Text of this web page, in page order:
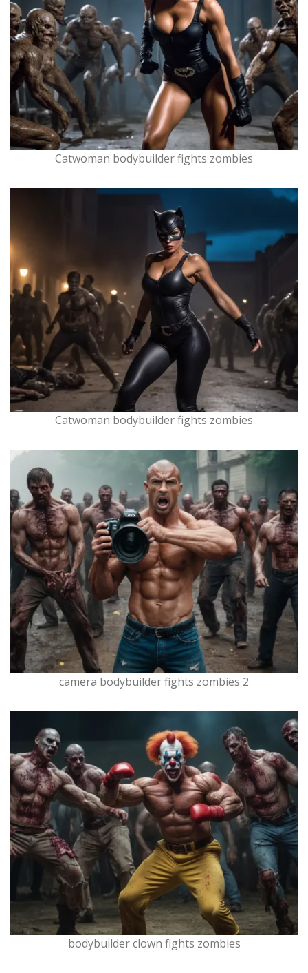
Catwoman bodybuilder fights zombies
Catwoman bodybuilder fights zombies
camera bodybuilder fights zombies 2
bodybuilder clown fights zombies